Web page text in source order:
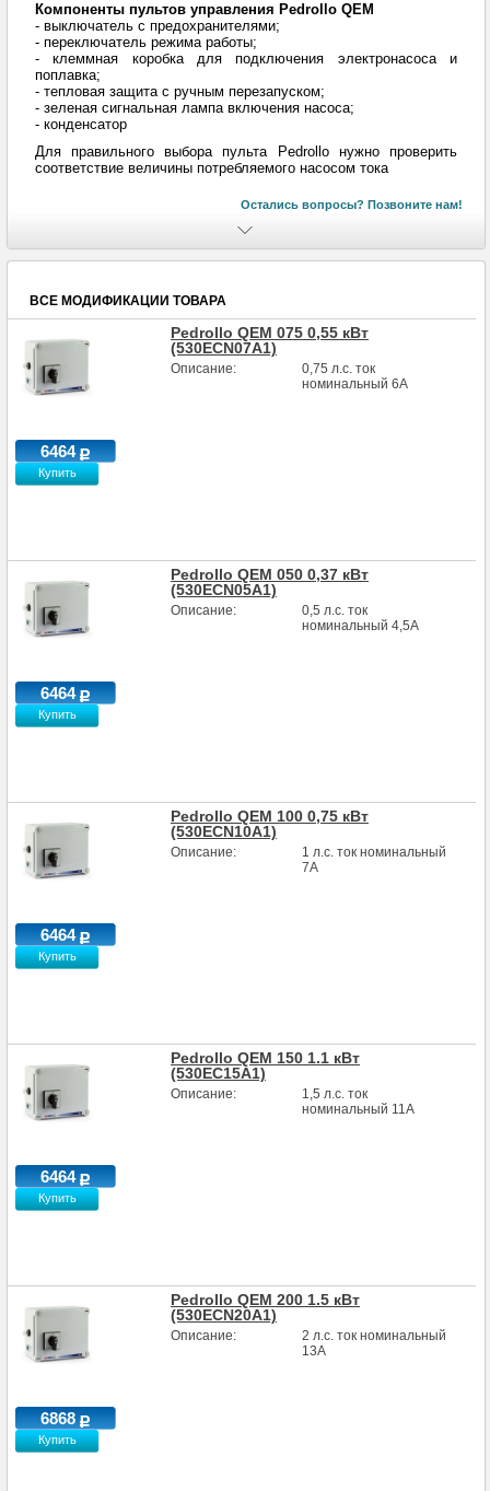
Компоненты пультов управления Pedrollo QЕM
- выключатель с предохранителями;
- переключатель режима работы;
- клеммная коробка для подключения электронасоса и
поплавка;
- тепловая защита с ручным перезапуском;
- зеленая сигнальная лампа включения насоса;
- конденсатор
Для правильного выбора пульта Pedrollo нужно проверить
соответствие величины потребляемого насосом тока
Остались вопросы? Позвоните нам!
ВСЕ МОДИФИКАЦИИ ТОВАРА
Pedrollo QEM 075 0,55 кВт
(530ECN07A1)
Описание:
0,75 л.с. ток
номинальный 6А
6464
Купить
Pedrollo QEM 050 0,37 кВт
(530ECN05A1)
Описание:
0,5 л.с. ток
номинальный 4,5А
6464
Купить
Pedrollo QEM 100 0,75 кВт
(530ECN10A1)
Описание:
1 л.с. ток номинальный
7А
6464
Купить
Pedrollo QEM 150 1.1 кВт
(530EC15A1)
Описание:
1,5 л.с. ток
номинальный 11А
6464
Купить
Pedrollo QEM 200 1.5 кВт
(530ECN20A1)
Описание:
2 л.с. ток номинальный
13А
6868
Купить